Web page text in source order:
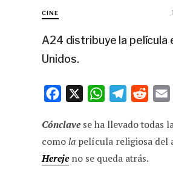
CINE
A24 distribuye la película
Unidos.
c
e
b
W
a
t
s
T
l
e
g
d
d
i
Cónclavese ha llevado todas
comola película religiosa del
Herejeno se queda atrás.